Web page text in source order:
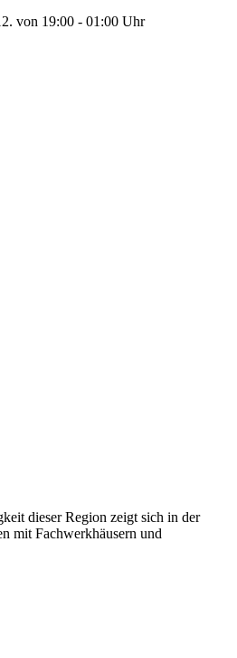
von 19:00 - 01:00 Uhr
dieser Region zeigt sich in der
mit Fachwerkhäusern und